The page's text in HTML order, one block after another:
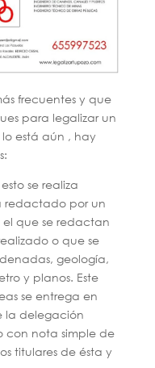
frecuentes y que
para legalizar un
está aún , hay
se realiza
redactado por un
el que se redactan
o que se
geología,
y planos. Este
se entrega en
la delegación
con nota simple de
titulares de ésta y